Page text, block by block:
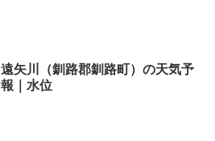
遠矢川（釧路郡釧路町）の天気予
報｜水位